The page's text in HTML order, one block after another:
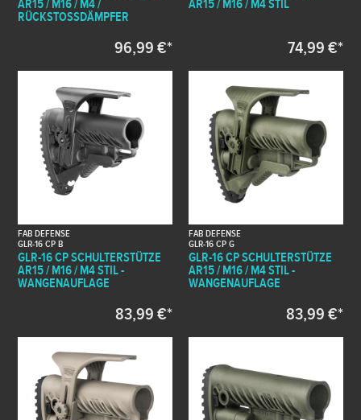
AR15 / M16 / M4 /
RÜCKSTOSSDÄMPFER
96,99 €*
AR15 / M16 / M4 STIL
74,99 €*
FAB DEFENSE
GLR-16 CP B
GLR-16 CP SCHULTERSTÜTZE
AR15 / M16 / M4 STIL -
WANGENAUFLAGE
83,99 €*
FAB DEFENSE
GLR-16 CP G
GLR-16 CP SCHULTERSTÜTZE
AR15 / M16 / M4 STIL -
WANGENAUFLAGE
83,99 €*